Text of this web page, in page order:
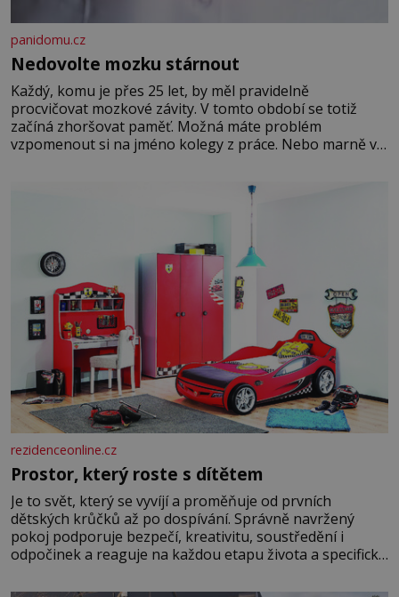
panidomu.cz
Nedovolte mozku stárnout
Každý, komu je přes 25 let, by měl pravidelně
procvičovat mozkové závity. V tomto období se totiž
začíná zhoršovat paměť. Možná máte problém
vzpomenout si na jméno kolegy z práce. Nebo marně v
rezidenceonline.cz
Prostor, který roste s dítětem
Je to svět, který se vyvíjí a proměňuje od prvních
dětských krůčků až po dospívání. Správně navržený
pokoj podporuje bezpečí, kreativitu, soustředění i
odpočinek a reaguje na každou etapu života a specifické
měkkost a bezpečí, proto by pokoj miminka měl působit